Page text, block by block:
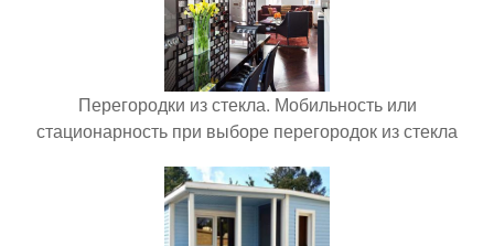
Перегородки из стекла. Мобильность или
стационарность при выборе перегородок из стекла